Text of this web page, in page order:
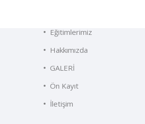
Eğitimlerimiz
Hakkımızda
GALERİ
Ön Kayıt
İletişim